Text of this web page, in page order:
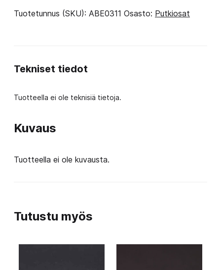
määrä
Tuotetunnus (SKU): ABE0311 Osasto: Putkiosat
Kuvaus
Tuotteella ei ole kuvausta.
Tekniset tiedot
Tuotteella ei ole teknisiä tietoja.
Tutustu myös